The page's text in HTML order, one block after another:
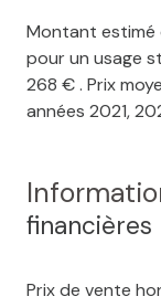
Montant estimé
pour un usage
268 € . Prix
années 2021,
financières
Prix de vente